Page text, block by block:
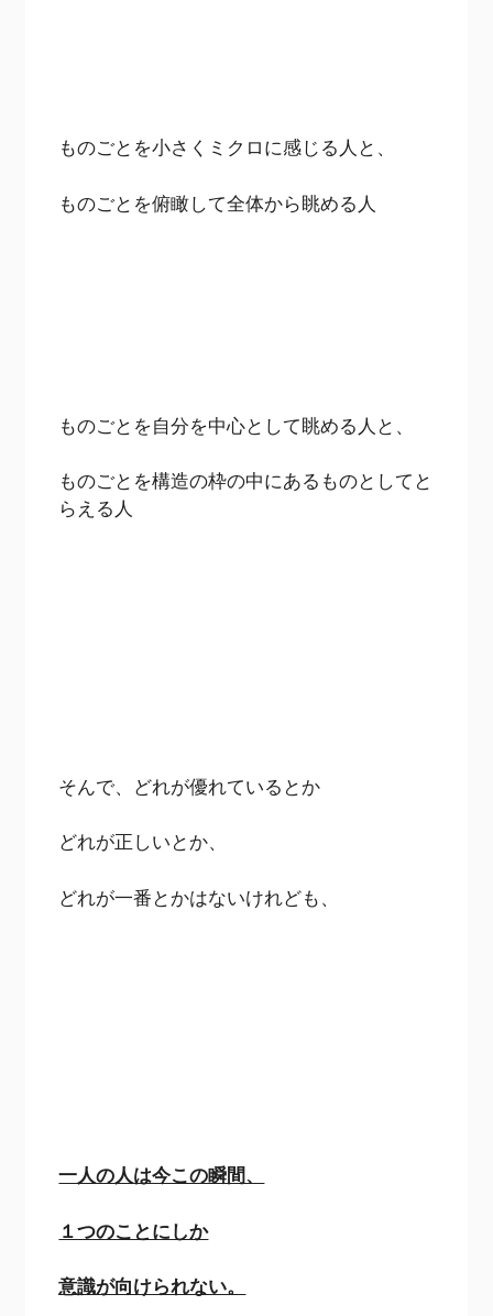
ものごとを小さくミクロに感じる人と、
ものごとを俯瞰して全体から眺める人
ものごとを自分を中心として眺める人と、
ものごとを構造の枠の中にあるものとしてと
らえる人
そんで、どれが優れているとか
どれが正しいとか、
どれが一番とかはないけれども、
一人の人は今この瞬間、
１つのことにしか
意識が向けられない。